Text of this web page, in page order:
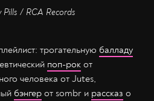
Pills / RCA Records
трогательную балладу
поп-рок от
человека от Jutes,
бэнгер от sombr и рассказ о